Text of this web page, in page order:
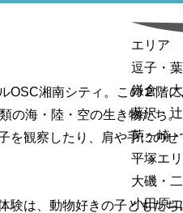
エリア
逗子・
鎌倉・
藤沢・
茅ヶ崎
平塚エ
大磯・
小田原
OSC湘南シティ。この２階
の海・陸・空の生き物たち。
を観察したり、肩や手にの
験は、動物好きの子どもたち